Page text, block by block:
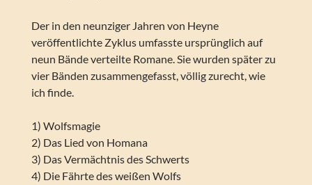
Der in den neunziger Jahren von Heyne
veröffentlichte Zyklus umfasste ursprünglich auf
neun Bände verteilte Romane. Sie wurden später zu
vier Bänden zusammengefasst, völlig zurecht, wie
ich finde.
1) Wolfsmagie
2) Das Lied von Homana
3) Das Vermächtnis des Schwerts
4) Die Fährte des weißen Wolfs